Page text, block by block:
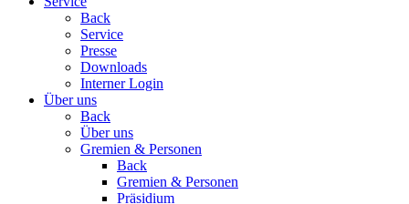
Back
Service
Presse
Downloads
Interner Login
Über uns
Back
Über uns
Gremien & Personen
Back
Gremien & Personen
Präsidium